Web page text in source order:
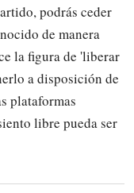
podrás ceder
de manera
la figura de 'liberar
a disposición de
plataformas
libre pueda ser